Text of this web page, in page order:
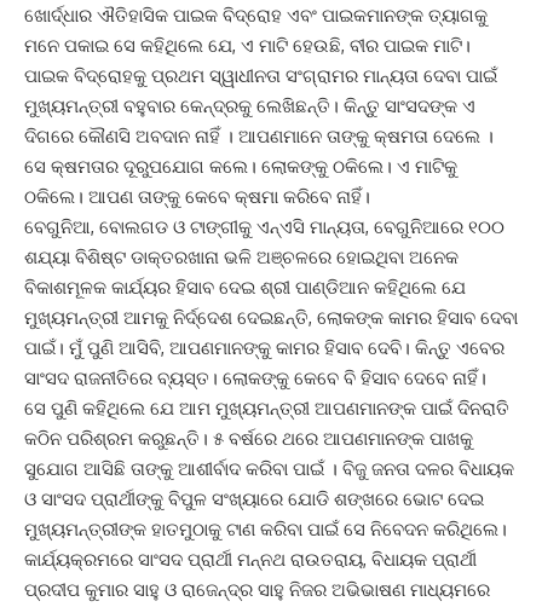
ଖୋର୍ଦ୍ଧାର ଐତିହାସିକ ପାଇକ ବିଦ୍ରୋହ ଏବଂ ପାଇକମାନଙ୍କ ତ୍ୟାଗକୁ
ମନେ ପକାଇ ସେ କହିଥିଲେ ଯେ, ଏ ମାଟି ହେଉଛି, ବୀର ପାଇକ ମାଟି।
ପାଇକ ବିଦ୍ରୋହକୁ ପ୍ରଥମ ସ୍ୱାଧୀନତା ସଂଗ୍ରାମର ମାନ୍ୟତା ଦେବା ପାଇଁ
ମୁଖ୍ୟମନ୍ତ୍ରୀ ବହୁବାର କେନ୍ଦ୍ରକୁ ଲେଖିଛନ୍ତି। କିନ୍ତୁ ସାଂସଦଙ୍କ ଏ
ଦିଗରେ କୌଣସି ଅବଦାନ ନାହିଁ । ଆପଣମାନେ ତାଙ୍କୁ କ୍ଷମତା ଦେଲେ ।
ସେ କ୍ଷମତାର ଦୂରୁପଯୋଗ କଲେ। ଲୋକଙ୍କୁ ଠକିଲେ। ଏ ମାଟିକୁ
ଠକିଲେ। ଆପଣ ତାଙ୍କୁ କେବେ କ୍ଷମା କରିବେ ନାହିଁ।
ବେଗୁନିଆ, ବୋଲଗଡ ଓ ଟାଙ୍ଗୀକୁ ଏନ୍‌ଏସି ମାନ୍ୟତା, ବେଗୁନିଆରେ ୧୦୦
ଶଯ୍ୟା ବିଶିଷ୍ଟ ଡାକ୍ତରଖାନା ଭଳି ଅଞ୍ଚଳରେ ହୋଇଥିବା ଅନେକ
ବିକାଶମୂଳକ କାର୍ଯ୍ୟର ହିସାବ ଦେଇ ଶ୍ରୀ ପାଣ୍ଡିଆନ କହିଥିଲେ ଯେ
ମୁଖ୍ୟମନ୍ତ୍ରୀ ଆମକୁ ନିର୍ଦ୍ଦେଶ ଦେଇଛନ୍ତି, ଲୋକଙ୍କ କାମର ହିସାବ ଦେବା
ପାଇଁ। ମୁଁ ପୁଣି ଆସିବି, ଆପଣମାନଙ୍କୁ କାମର ହିସାବ ଦେବି। କିନ୍ତୁ ଏବେର
ସାଂସଦ ରାଜନୀତିରେ ବ୍ୟସ୍ତ। ଲୋକଙ୍କୁ କେବେ ବି ହିସାବ ଦେବେ ନାହିଁ।
ସେ ପୁଣି କହିଥିଲେ ଯେ ଆମ ମୁଖ୍ୟମନ୍ତ୍ରୀ ଆପଣମାନଙ୍କ ପାଇଁ ଦିନରାତି
କଠିନ ପରିଶ୍ରମ କରୁଛନ୍ତି। ୫ ବର୍ଷରେ ଥରେ ଆପଣମାନଙ୍କ ପାଖକୁ
ସୁଯୋଗ ଆସିଛି ତାଙ୍କୁ ଆଶୀର୍ବାଦ କରିବା ପାଇଁ । ବିଜୁ ଜନତା ଦଳର ବିଧାୟକ
ଓ ସାଂସଦ ପ୍ରାର୍ଥୀଙ୍କୁ ବିପୁଳ ସଂଖ୍ୟାରେ ଯୋଡି ଶଙ୍ଖରେ ଭୋଟ ଦେଇ
ମୁଖ୍ୟମନ୍ତ୍ରୀଙ୍କ ହାତମୁଠାକୁ ଟାଣ କରିବା ପାଇଁ ସେ ନିବେଦନ କରିଥିଲେ।
କାର୍ଯ୍ୟକ୍ରମରେ ସାଂସଦ ପ୍ରାର୍ଥୀ ମନ୍ନଥ ରାଉତରାୟ, ବିଧାୟକ ପ୍ରାର୍ଥୀ
ପ୍ରଦୀପ କୁମାର ସାହୁ ଓ ରାଜେନ୍ଦ୍ର ସାହୁ ନିଜର ଅଭିଭାଷଣ ମାଧ୍ୟମରେ